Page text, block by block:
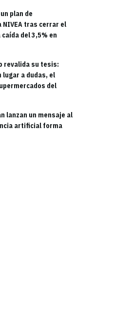
plan de
NIVEA tras cerrar el
del 3,5% en
revalida su tesis:
lugar a dudas, el
del
lanzan un mensaje al
artificial forma